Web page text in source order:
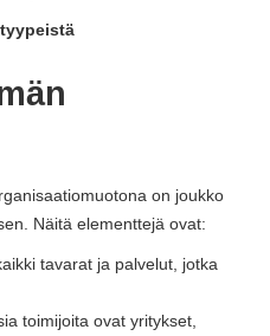
on joukko
Näitä elementtejä ovat:
tavarat ja palvelut, jotka
toimijoita ovat yritykset,